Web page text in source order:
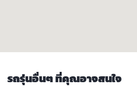
รถรุ่นอื่นๆ ที่คุณอาจสนใจ